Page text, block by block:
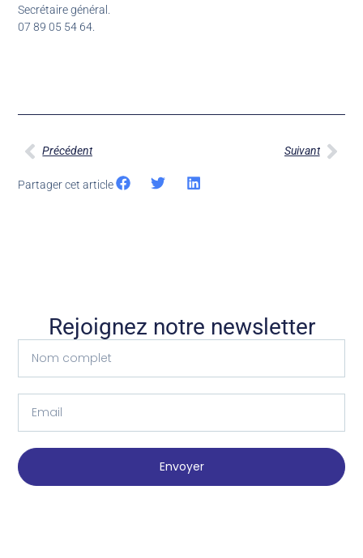
Secrétaire général.
07 89 05 54 64.
Précédent Suivant
Partager cet article
Rejoignez notre newsletter
Envoyer